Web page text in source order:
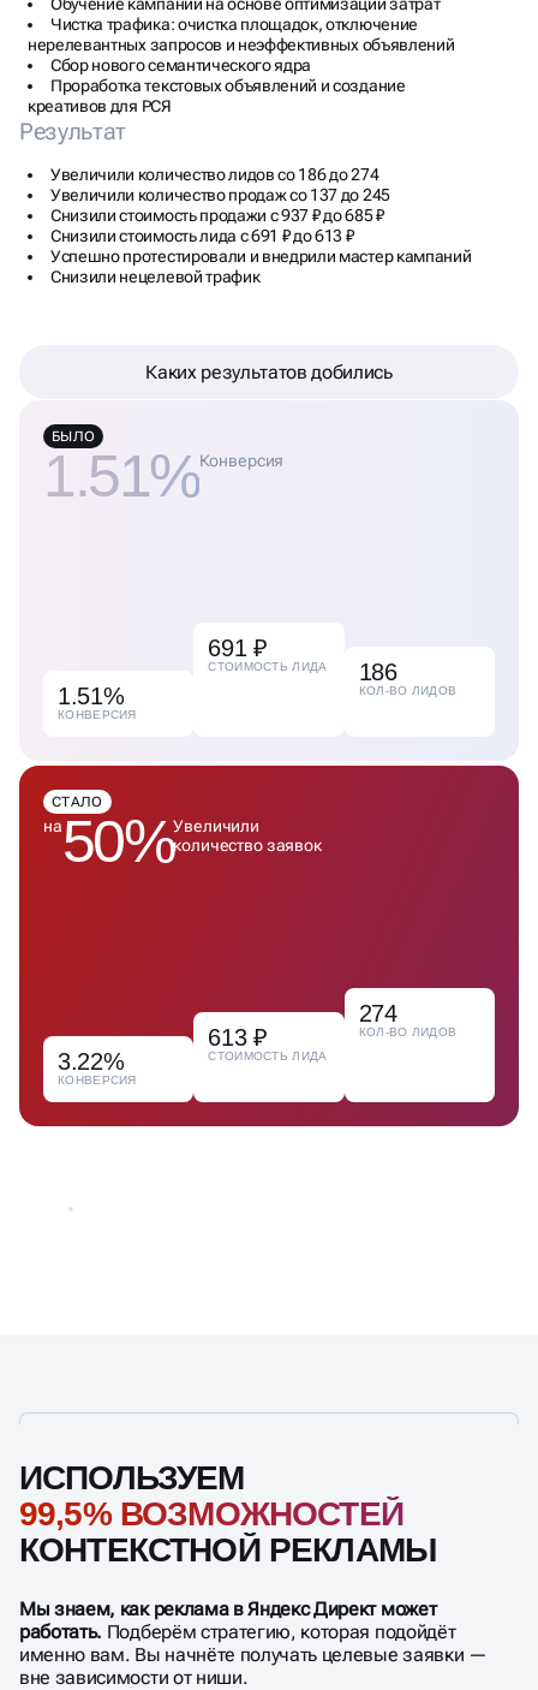
Чистка трафика: очистка площадок, отключение
нерелевантных запросов и неэффективных объявлений
Сбор нового семантического ядра
Проработка текстовых объявлений и создание
креативов для РСЯ
Результат
Увеличили количество лидов со 186 до 274
Увеличили количество продаж со 137 до 245
Снизили стоимость продажи с 937 ₽ до 685 ₽
Снизили стоимость лида с 691 ₽ до 613 ₽
Успешно протестировали и внедрили мастер кампаний
Снизили нецелевой трафик
Каких результатов добились
БЫЛО
1.51%Конверсия
1.51%
КОНВЕРСИЯ
691 ₽
СТОИМОСТЬ ЛИДА 186
КОЛ-ВО ЛИДОВ
СТАЛО
на50%Увеличили
количество заявок
3.22%
КОНВЕРСИЯ
613 ₽
СТОИМОСТЬ ЛИДА
274
КОЛ-ВО ЛИДОВ
ИСПОЛЬЗУЕМ
99,5% ВОЗМОЖНОСТЕЙ
КОНТЕКСТНОЙ РЕКЛАМЫ
Мы знаем, как реклама в Яндекс Директ может
работать. Подберём стратегию, которая подойдёт
именно вам. Вы начнёте получать целевые заявки —
вне зависимости от ниши.